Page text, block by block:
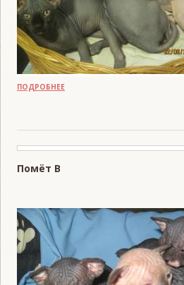
ПОДРОБНЕЕ
1071
Помёт В